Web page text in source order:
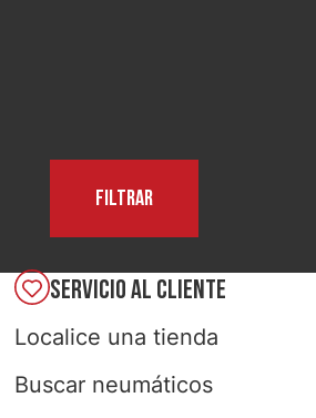
Filtrar
SERVICIO AL CLIENTE
Localice una tienda
Buscar neumáticos